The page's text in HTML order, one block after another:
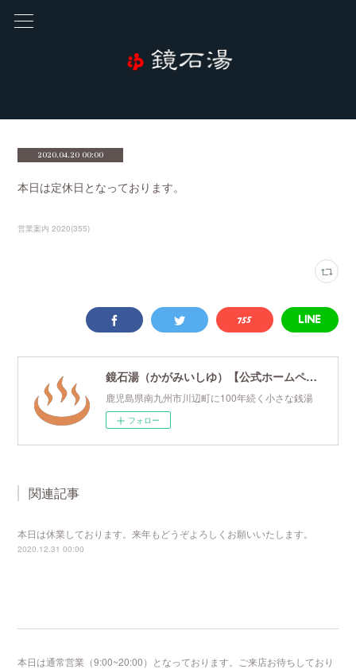
2020.04.20 00:00
本日は定休日となっております。
営業案内 2020(355)
鏡石湯（かがみいしゆ）【公式ホームページ】
鹿児島県南九州市川辺町に100年続く小さな銭湯
フォロー
関連記事
本日は休業しております。来年もどうぞよろしくお願いいたします。
2020.12.31 00:00
本日は通常営業（9:00~20:00）となっております。ご来店お待ちしており